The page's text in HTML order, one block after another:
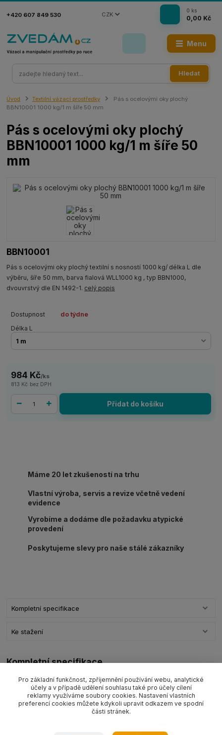
Menu
CZK
Hledat
+420 607 849 530
0 ks
0,00 Kč
Úvod Textilní vázací prostředky
Pás s ocelovými oky plochý
BBN10001 1000 kg/1 m šíře 50 mm
Pás s ocelovými oky plochý
BBN10001 1000 kg/1 m šíře 50
mm
BBN10001
Pás s ocelovými oky plochý textilní s nosností 1000 kg/ délka L dle
výběru, šíře 50 mm, barva fialová WLL1000 kg , typ BBN1000,
dvouvrstvý dle EN 1492-1. celý popis
Dostupnost
do týdne
Délka L
984 Kč/ks
813 Kč bez DPH
Přidat do košíku
Máme 20 let zkušeností na trhu
Vlastní výroba, servis a revize včetně vedení
evidence
Vyrobíme a dodáme dle požadavku atypické
provedení
Poskytujeme slevy pro naše stálé zákazníky
Kompletní specifikace
Ke stažení
Kompletní specifikace
Pás s ocelovými oky plochý textilní s nosností 1000 kg/ délka L
dle výběru, šíře 50 mm,barva fialová WLL1000 kg, typ
BBN1000,dvouvrstvý dle EN 1492-1.
Pro základní funkčnost, zpříjemnění používání webu, analytické
účely a v případě udělení souhlasu také pro účely cílení
reklamy využíváme soubory cookies. Nastavení vlastních
preferencí cookies můžete kdykoli upravit odkazem ve spodní
části stránek.